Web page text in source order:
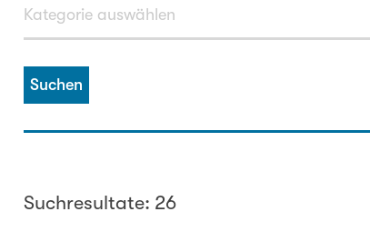
Suchen
Suchresultate: 26